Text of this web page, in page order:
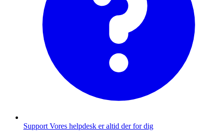
Support Vores helpdesk er altid der for dig